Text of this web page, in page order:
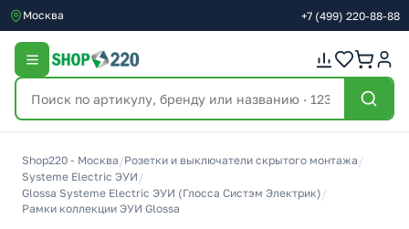
Москва +7 (499) 220-88-88
Shop220 - Москва /Розетки и выключатели скрытого монтажа /
Systeme Electric ЭУИ /
Glossa Systeme Electric ЭУИ (Глосса Систэм Электрик) /
Рамки коллекции ЭУИ Glossa